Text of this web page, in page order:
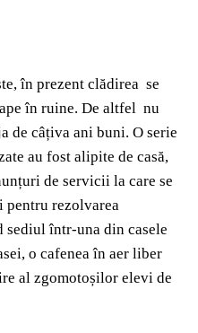
în prezent clădirea se
în ruine. De altfel nu
de câțiva ani buni. O serie
au fost alipite de casă,
de servicii la care se
rezolvarea
într-una din casele
o cafenea în aer liber
al zgomotoșilor elevi de